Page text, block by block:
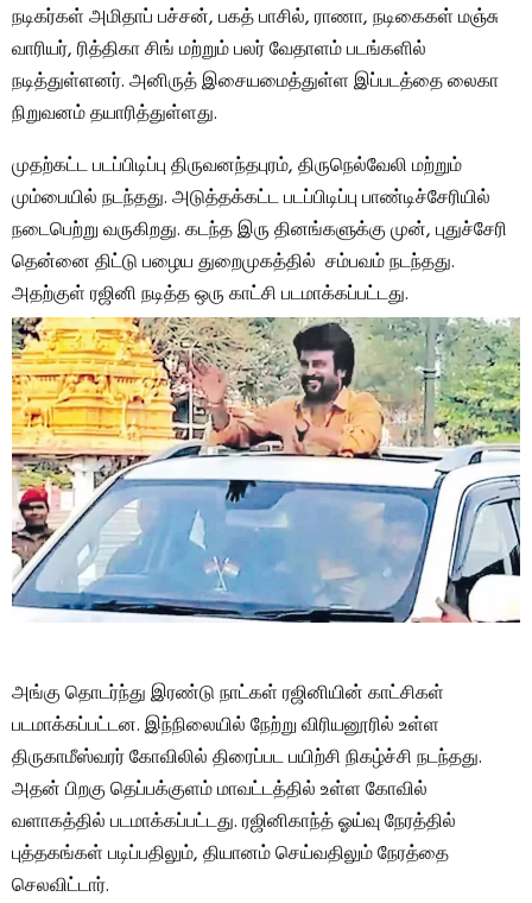
நடிகர்கள் அமிதாப் பச்சன், பகத் பாசில், ராணா, நடிகைகள் மஞ்சு
வாரியர், ரித்திகா சிங் மற்றும் பலர் வேதாளம் படங்களில்
நடித்துள்ளனர். அனிருத் இசையமைத்துள்ள இப்படத்தை லைகா
நிறுவனம் தயாரித்துள்ளது.
முதற்கட்ட படப்பிடிப்பு திருவனந்தபுரம், திருநெல்வேலி மற்றும்
மும்பையில் நடந்தது. அடுத்தக்கட்ட படப்பிடிப்பு பாண்டிச்சேரியில்
நடைபெற்று வருகிறது. கடந்த இரு தினங்களுக்கு முன், புதுச்சேரி
தென்னை திட்டு பழைய துறைமுகத்தில் சம்பவம் நடந்தது.
அதற்குள் ரஜினி நடித்த ஒரு காட்சி படமாக்கப்பட்டது.
அங்கு தொடர்ந்து இரண்டு நாட்கள் ரஜினியின் காட்சிகள்
படமாக்கப்பட்டன. இந்நிலையில் நேற்று விரியனூரில் உள்ள
திருகாமீஸ்வரர் கோவிலில் திரைப்பட பயிற்சி நிகழ்ச்சி நடந்தது.
அதன் பிறகு தெப்பக்குளம் மாவட்டத்தில் உள்ள கோவில்
வளாகத்தில் படமாக்கப்பட்டது. ரஜினிகாந்த் ஓய்வு நேரத்தில்
புத்தகங்கள் படிப்பதிலும், தியானம் செய்வதிலும் நேரத்தை
செலவிட்டார்.